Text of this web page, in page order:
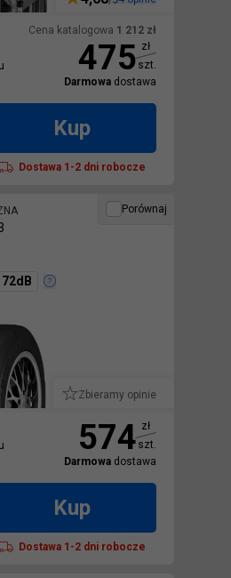
Cena katalogowa 1 212 zł
475 zł
szt.
Darmowa dostawa
Kup
Dostawa 1-2 dni robocze
Porównaj
72dB
574 zł
szt.
Darmowa dostawa
Zbieramy opinie
Kup
Dostawa 1-2 dni robocze